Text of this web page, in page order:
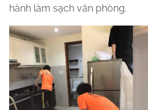
hành làm sạch văn phòng.